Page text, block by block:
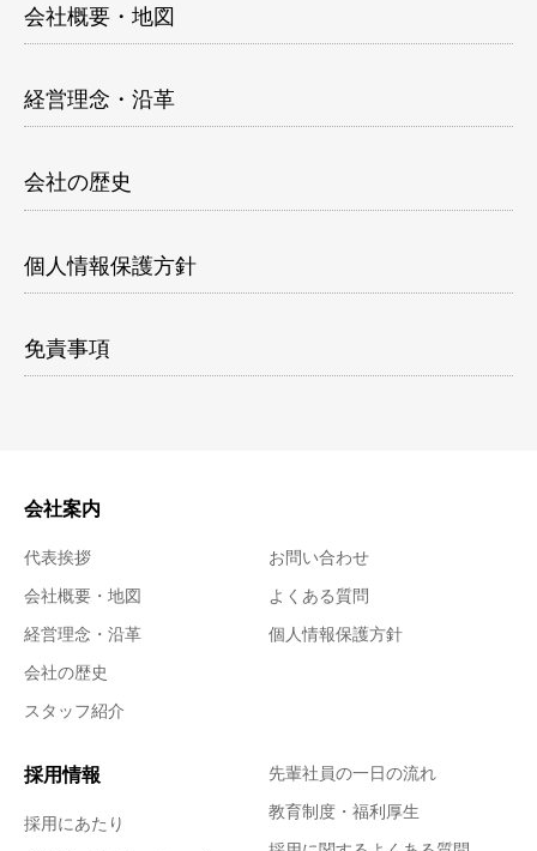
会社概要・地図
経営理念・沿革
会社の歴史
個人情報保護方針
免責事項
会社案内
代表挨拶
会社概要・地図
経営理念・沿革
会社の歴史
スタッフ紹介
お問い合わせ
よくある質問
個人情報保護方針
採用情報
採用にあたり
先輩社員の一日の流れ
教育制度・福利厚生